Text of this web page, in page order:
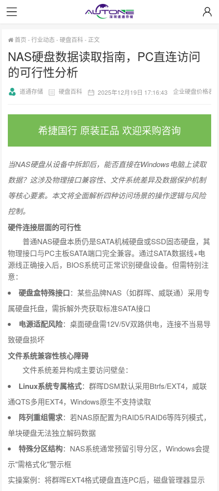
首页 -行业动态-硬盘百科- 正文
NAS硬盘数据读取指南，PC直连访问
的可行性分析
道通存储 硬盘百科 2025年12月19日 17:16:43 企业硬盘价格表
希捷国行 原装正品 欢迎采购咨询
当NAS硬盘从设备中拆卸后，能否直接在Windows电脑上读取
数据？这涉及物理接口兼容性、文件系统差异及数据保护机制
等核心要素。本文将全面解析四种访问场景的操作逻辑与风险
控制。
硬件连接层面的可行性
普通NAS硬盘本质仍是SATA机械硬盘或SSD固态硬盘，其
物理接口与PC主板SATA端口完全兼容。通过SATA数据线+电
源线正确接入后，BIOS系统可正常识别硬盘设备。但需特别注
意：
硬盘盒特殊接口：某些品牌NAS（如群晖、威联通）采用专
属硬盘托盘，需拆解外壳获取标准SATA接口
电源适配风险：桌面硬盘需12V/5V双路供电，连接不当易导
致硬盘损坏
文件系统兼容性核心障碍
文件系统差异构成主要访问壁垒：
Linux系统专属格式：群晖DSM默认采用Btrfs/EXT4，威联
通QTS多用EXT4，Windows原生不支持读取
阵列重组需求：若NAS原配置为RAID5/RAID6等阵列模式，
单块硬盘无法独立解码数据
特殊分区结构：NAS系统通常预留引导分区，Windows会提
示"需格式化"警示框
实操案例：将群晖EXT4格式硬盘直连PC后，磁盘管理器显示